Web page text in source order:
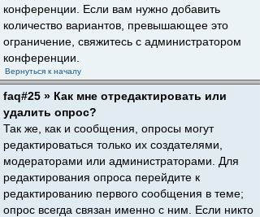
конференции. Если вам нужно добавить
количество вариантов, превышающее это
ограничение, свяжитесь с администратором
конференции.
Вернуться к началу
faq#25 » Как мне отредактировать или
удалить опрос?
Так же, как и сообщения, опросы могут
редактироваться только их создателями,
модераторами или администраторами. Для
редактирования опроса перейдите к
редактированию первого сообщения в теме;
опрос всегда связан именно с ним. Если никто